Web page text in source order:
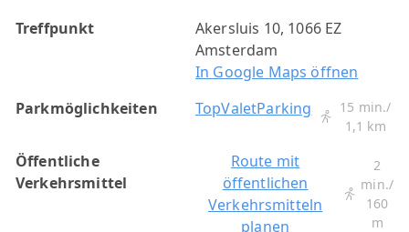
Treffpunkt
Akersluis 10, 1066 EZ
Amsterdam
In Google Maps öffnen
Parkmöglichkeiten
TopValetParking
15 min./
1,1 km
Öffentliche
Verkehrsmittel
Route mit
öffentlichen
Verkehrsmitteln
planen
2
min./
160
m